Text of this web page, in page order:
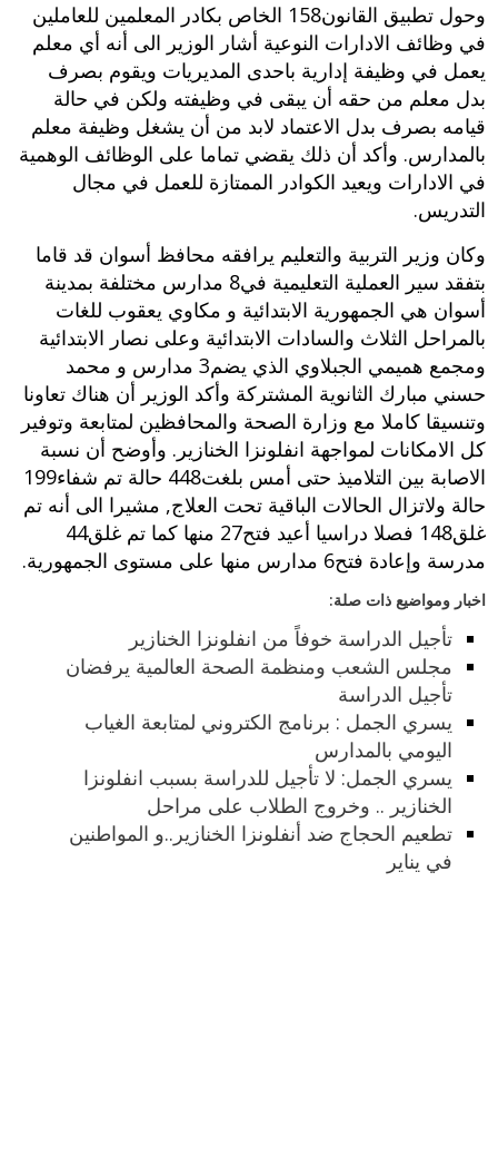
وحول تطبيق القانون‏158‏ الخاص بكادر المعلمين للعاملين
في وظائف الادارات النوعية أشار الوزير الى أنه أي معلم
يعمل في وظيفة إدارية باحدى المديريات ويقوم بصرف
بدل معلم من حقه أن يبقى في وظيفته ولكن في حالة
قيامه بصرف بدل الاعتماد لابد من أن يشغل وظيفة معلم
بالمدارس‏.‏ وأكد أن ذلك يقضي تماما على الوظائف الوهمية
في الادارات ويعيد الكوادر الممتازة للعمل في مجال
التدريس‏.‏
وكان وزير التربية والتعليم يرافقه محافظ أسوان قد قاما
بتفقد سير العملية التعليمية في‏8‏ مدارس مختلفة بمدينة
أسوان هي الجمهورية الابتدائية و مكاوي يعقوب للغات
بالمراحل الثلاث والسادات الابتدائية وعلى نصار الابتدائية
ومجمع هميمي الجبلاوي الذي يضم‏3‏ مدارس و محمد
حسني مبارك الثانوية المشتركة وأكد الوزير أن هناك تعاونا
وتنسيقا كاملا مع وزارة الصحة والمحافظين لمتابعة وتوفير
كل الامكانات لمواجهة انفلونزا الخنازير‏.‏ وأوضح أن نسبة
حالة ولاتزال الحالات الباقية تحت العلاج‏,‏ مشيرا الى أنه تم
مدرسة وإعادة فتح‏6‏ مدارس منها على مستوى الجمهورية‏.‏
اخبار ومواضيع ذات صلة:
تأجيل الدراسة خوفاً من انفلونزا الخنازير
مجلس الشعب ومنظمة الصحة العالمية يرفضان
تأجيل الدراسة
يسري الجمل : برنامج الكتروني لمتابعة الغياب
اليومي بالمدارس
يسري الجمل: لا تأجيل للدراسة بسبب انفلونزا
الخنازير .. وخروج الطلاب على مراحل
تطعيم الحجاج ضد أنفلونزا الخنازير..و المواطنين
في يناير